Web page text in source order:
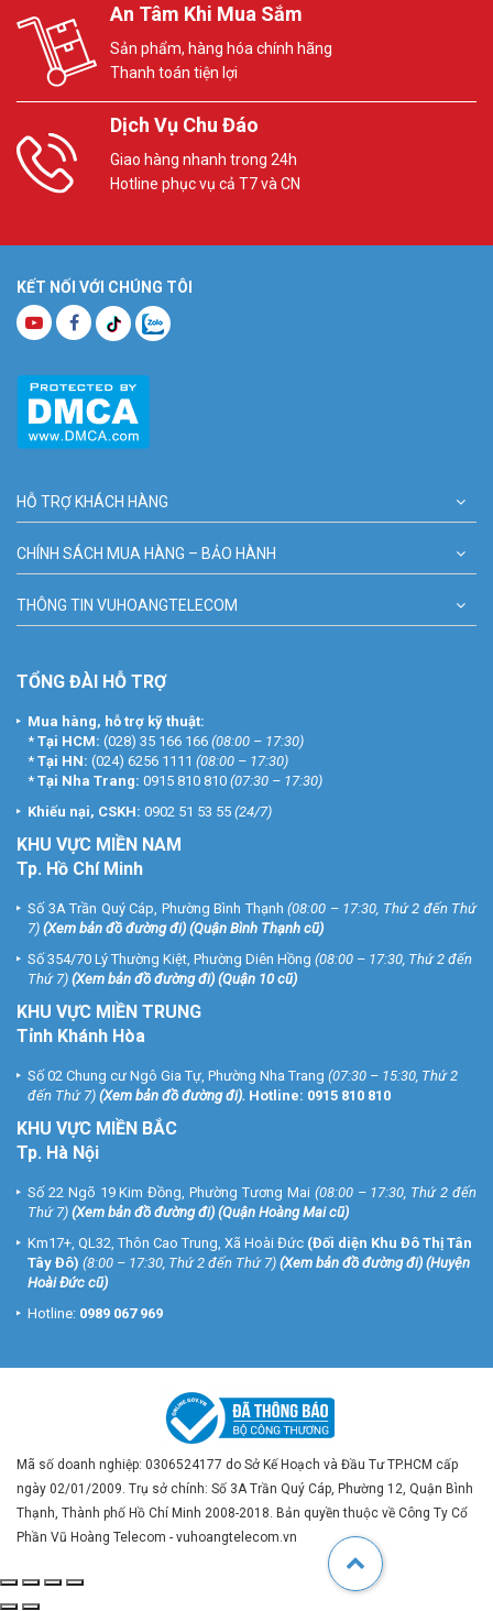
An Tâm Khi Mua Sắm
Sản phẩm, hàng hóa chính hãng
Thanh toán tiện lợi
Dịch Vụ Chu Đáo
Giao hàng nhanh trong 24h
Hotline phục vụ cả T7 và CN
KẾT NỐI VỚI CHÚNG TÔI
HỖ TRỢ KHÁCH HÀNG
CHÍNH SÁCH MUA HÀNG – BẢO HÀNH
THÔNG TIN VUHOANGTELECOM
TỔNG ĐÀI HỖ TRỢ
Mua hàng, hỗ trợ kỹ thuật:
* Tại HCM: (028) 35 166 166 (08:00 – 17:30)
* Tại HN: (024) 6256 1111 (08:00 – 17:30)
* Tại Nha Trang: 0915 810 810 (07:30 – 17:30)
Khiếu nại, CSKH: 0902 51 53 55 (24/7)
KHU VỰC MIỀN NAM
Tp. Hồ Chí Minh
Số 3A Trần Quý Cáp, Phường Bình Thạnh (08:00 – 17:30, Thứ 2 đến Thứ
7) (Xem bản đồ đường đi) (Quận Bình Thạnh cũ)
Số 354/70 Lý Thường Kiệt, Phường Diên Hồng (08:00 – 17:30, Thứ 2 đến
Thứ 7) (Xem bản đồ đường đi) (Quận 10 cũ)
KHU VỰC MIỀN TRUNG
Tỉnh Khánh Hòa
Số 02 Chung cư Ngô Gia Tự, Phường Nha Trang (07:30 – 15:30, Thứ 2
đến Thứ 7) (Xem bản đồ đường đi). Hotline: 0915 810 810
KHU VỰC MIỀN BẮC
Tp. Hà Nội
Số 22 Ngõ 19 Kim Đồng, Phường Tương Mai (08:00 – 17:30, Thứ 2 đến
Thứ 7) (Xem bản đồ đường đi) (Quận Hoàng Mai cũ)
Km17+, QL32, Thôn Cao Trung, Xã Hoài Đức (Đối diện Khu Đô Thị Tân
Tây Đô) (8:00 – 17:30, Thứ 2 đến Thứ 7) (Xem bản đồ đường đi) (Huyện
Hoài Đức cũ)
Hotline: 0989 067 969
Mã số doanh nghiệp: 0306524177 do Sở Kế Hoạch và Đầu Tư TP.HCM cấp
ngày 02/01/2009. Trụ sở chính: Số 3A Trần Quý Cáp, Phường 12, Quận Bình
Thạnh, Thành phố Hồ Chí Minh 2008-2018. Bản quyền thuộc về Công Ty Cổ
Phần Vũ Hoàng Telecom - vuhoangtelecom.vn